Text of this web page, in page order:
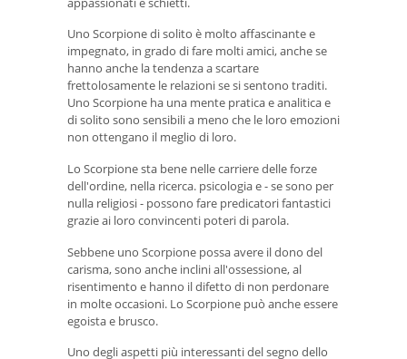
Uno Scorpione di solito è molto affascinante e
impegnato, in grado di fare molti amici, anche se
hanno anche la tendenza a scartare
frettolosamente le relazioni se si sentono traditi.
Uno Scorpione ha una mente pratica e analitica e
di solito sono sensibili a meno che le loro emozioni
non ottengano il meglio di loro.
Lo Scorpione sta bene nelle carriere delle forze
dell'ordine, nella ricerca. psicologia e - se sono per
nulla religiosi - possono fare predicatori fantastici
grazie ai loro convincenti poteri di parola.
Sebbene uno Scorpione possa avere il dono del
carisma, sono anche inclini all'ossessione, al
risentimento e hanno il difetto di non perdonare
in molte occasioni. Lo Scorpione può anche essere
egoista e brusco.
Uno degli aspetti più interessanti del segno dello